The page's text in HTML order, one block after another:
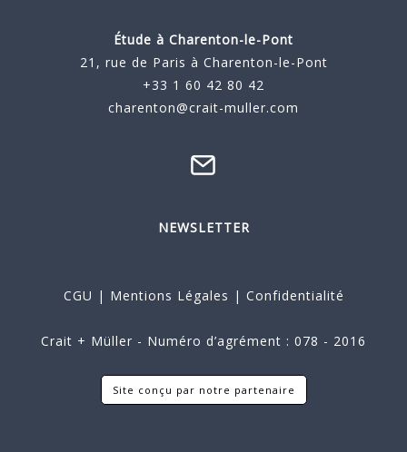
Étude à Charenton-le-Pont
21, rue de Paris à Charenton-le-Pont
+33 1 60 42 80 42
charenton@crait-muller.com
NEWSLETTER
CGU | Mentions Légales | Confidentialité
Crait + Müller - Numéro d’agrément : 078 - 2016
Site conçu par notre partenaire